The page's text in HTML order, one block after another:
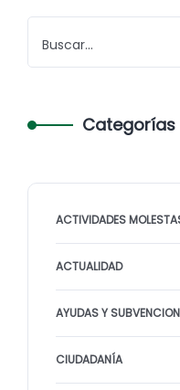
Categorías
ACTIVIDADES
ACTUALIDAD
AYUDAS Y
CIUDADANÍA